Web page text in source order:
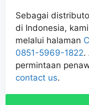
Sebagai
di Indonesia,
melalui halaman
0851-5969-1822.
permintaan
contact us.